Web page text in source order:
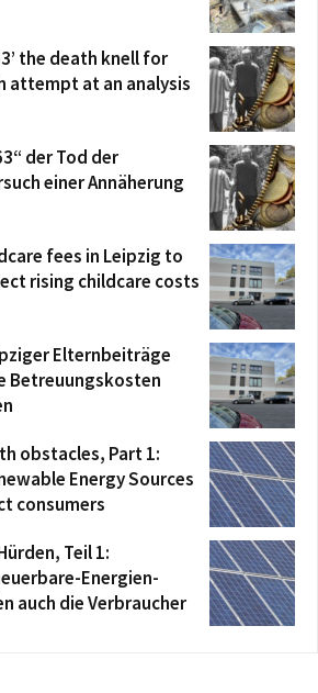
the death knell for
attempt at an analysis
der Tod der
einer Annäherung
fees in Leipzig to
rising childcare costs
Elternbeiträge
Betreuungskosten
obstacles, Part 1:
Energy Sources
consumers
Teil 1:
Energien-
auch die Verbraucher